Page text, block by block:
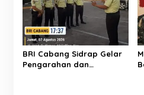
BRI Cabang Sidrap Gelar
Pengarahan dan